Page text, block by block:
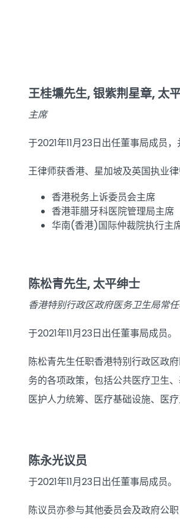
王桂壎先生, 银紫荆星章, 太
主席
于2021年11月23日出任董事局成员
王律师获香港、星加坡及英国执业
香港税务上诉委员会主席
香港菲腊牙科医院管理局主席
华南(香港)国际仲裁院执行主
陈松青先生, 太平绅士
香港特别行政区政府医务卫生局常
于2021年11月23日出任董事局成员。
陈松青先生任职香港特别行政区政
务的各项政策，包括公共医疗卫生
医护人力统筹、医疗基础设施、医
陈永光议员
于2021年11月23日出任董事局成员。
陈议员亦参与其他委员会及政府公